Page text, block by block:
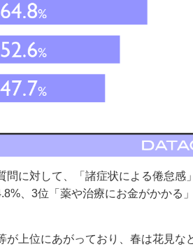
に対して、「諸症状による倦怠感
、3位「薬や治療にお金がかかる
が上位にあがっており、春は花見な